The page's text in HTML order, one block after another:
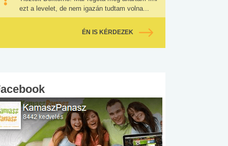
ezt a levelet, de nem igazán tudtam volna...
ÉN IS KÉRDEZEK